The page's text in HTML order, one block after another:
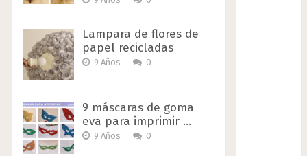
Lampara de flores de
papel recicladas
9 Años 0
9 máscaras de goma
eva para imprimir …
9 Años 0